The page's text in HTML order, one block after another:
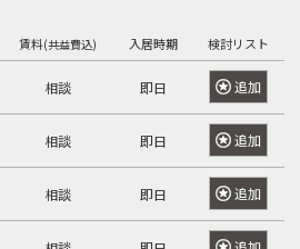
賃料(共益費込) 入居時期 検討リスト
相談 即日 追加
相談 即日 追加
相談 即日 追加